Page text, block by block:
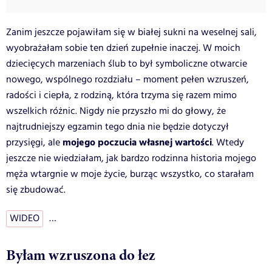
Zanim jeszcze pojawiłam się w białej sukni na weselnej sali,
wyobrażałam sobie ten dzień zupełnie inaczej. W moich
dziecięcych marzeniach ślub to był symboliczne otwarcie
nowego, wspólnego rozdziału – moment pełen wzruszeń,
radości i ciepła, z rodziną, która trzyma się razem mimo
wszelkich różnic. Nigdy nie przyszło mi do głowy, że
najtrudniejszy egzamin tego dnia nie będzie dotyczył
przysięgi, ale mojego poczucia własnej wartości. Wtedy
jeszcze nie wiedziałam, jak bardzo rodzinna historia mojego
męża wtargnie w moje życie, burząc wszystko, co starałam
się zbudować.
WIDEO …
Byłam wzruszona do łez